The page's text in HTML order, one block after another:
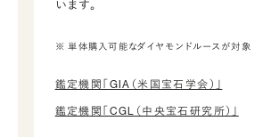
います。
※ 単体購入可能なダイヤモンドルースが対象
鑑定機関「GIA（米国宝石学会）」
鑑定機関「CGL（中央宝石研究所）」